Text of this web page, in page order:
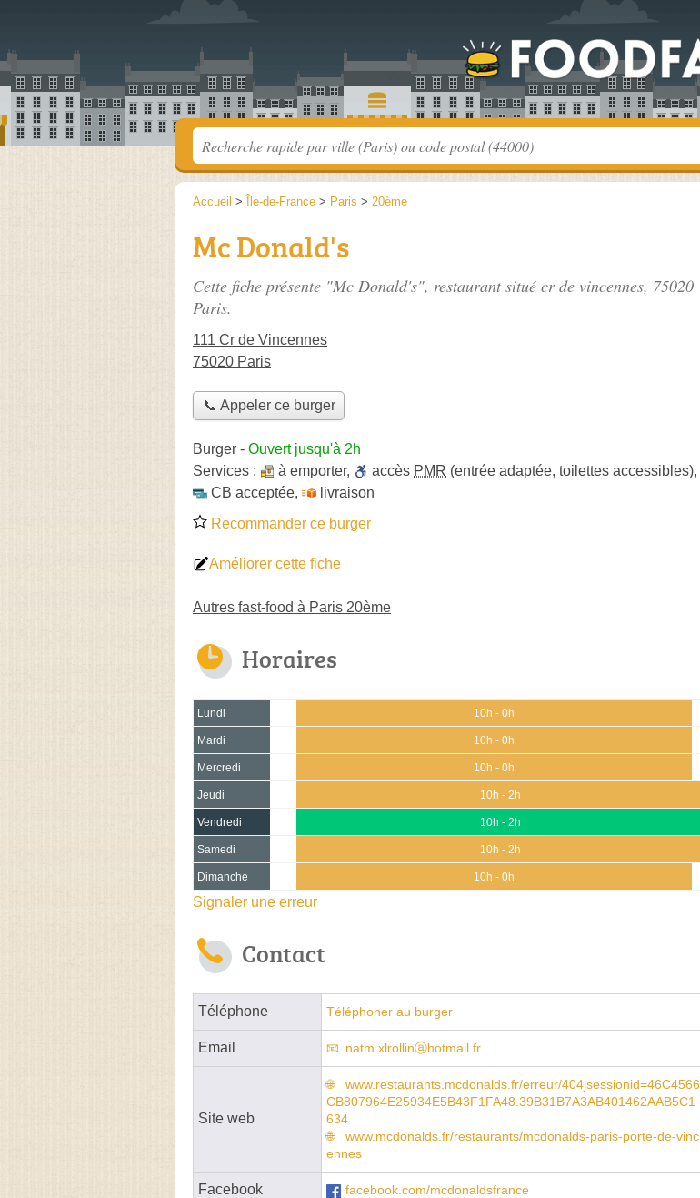
Accueil > Île-de-France > Paris > 20ème
Mc Donald's
Cette fiche présente "Mc Donald's", restaurant situé cr de vincennes, 75020
Paris.
111 Cr de Vincennes
75020 Paris
📞 Appeler ce burger
Burger - Ouvert jusqu'à 2h
Services :
à emporter, accès PMR (entrée adaptée, toilettes accessibles),
CB acceptée,
livraison
Recommander ce burger
Améliorer cette fiche
Autres fast-food à Paris 20ème
Horaires
Lundi 10h - 0h
Mardi 10h - 0h
Mercredi 10h - 0h
Jeudi 10h - 2h
Vendredi 10h - 2h
Samedi 10h - 2h
Dimanche 10h - 0h
Signaler une erreur
Contact
Téléphone Téléphoner au burger
Email natm.xlrollinⓐhotmail.fr
Site web
www.restaurants.mcdonalds.fr/erreur/404jsessionid=46C4566
CB807964E25934E5B43F1FA48.39B31B7A3AB401462AAB5C1
634
www.mcdonalds.fr/restaurants/mcdonalds-paris-porte-de-vinc
ennes
Facebook facebook.com/mcdonaldsfrance